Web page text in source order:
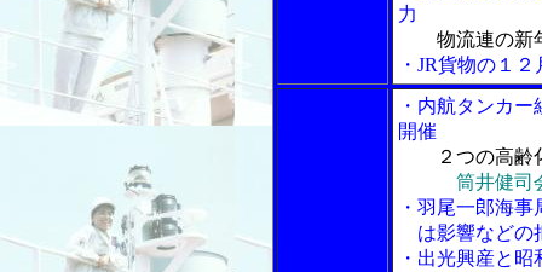
力
物流連の新
・JR貨物の１
・内航タンカ
開催
２つの高
筒井健司
・羽尾一郎海
は影響などの
・出光興産と